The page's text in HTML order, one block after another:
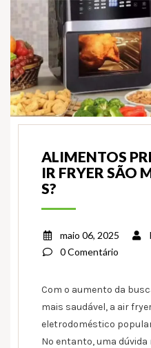
ALIMENTOS
IR FRYER SÃO
S?
maio 06, 2025
0 Comentário
Com o aumento da
mais saudável, a air
eletrodoméstico
No entanto, uma